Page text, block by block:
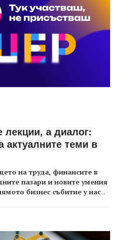
а диалог:
теми в
на труда, финансите в
пазари и новите умения
бизнес събитие у нас...